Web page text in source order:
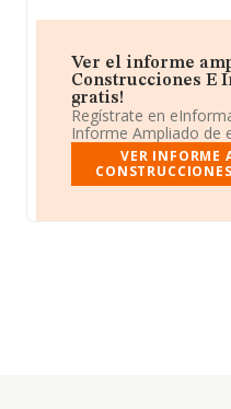
Ver el informe
Construcciones E
gratis!
Regístrate en
Informe Ampliado de
VER INFORME